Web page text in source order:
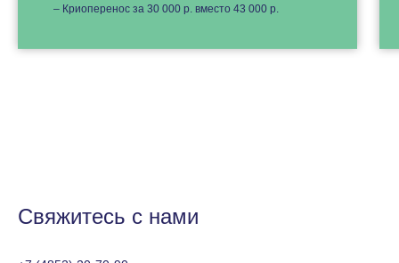
– Криоперенос за 30 000 р. вместо 43 000 р.
Свяжитесь с нами